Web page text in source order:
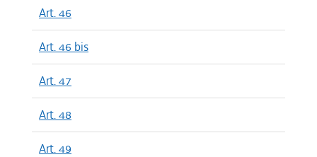
Art. 46
Art. 46 bis
Art. 47
Art. 48
Art. 49